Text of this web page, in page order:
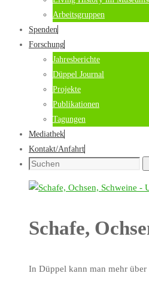
Arbeitsgruppen
Spenden
Forschung
Jahresberichte
Düppel Journal
Projekte
Publikationen
Tagungen
Mediathek
Kontakt/Anfahrt
Suche
Schafe,
In Düppel kann man mehr